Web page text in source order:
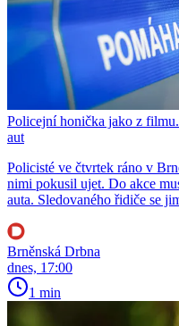
Policejní honička jako z
aut
Policisté ve čtvrtek ráno v
nimi pokusil ujet. Do akce
auta. Sledovaného řidiče se
Brněnská Drbna
dnes, 17:00
1 min